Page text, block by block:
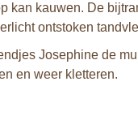
kan kauwen. De
ontstoken
Josephine de
en weer kletteren.